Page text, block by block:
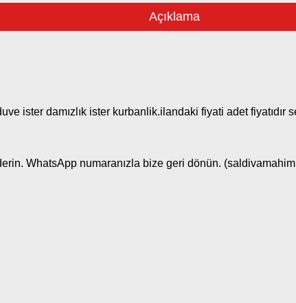
Açıklama
ister damızlık ister kurbanlik.ilandaki fiyati adet
WhatsApp numaranızla bize geri dönün. (